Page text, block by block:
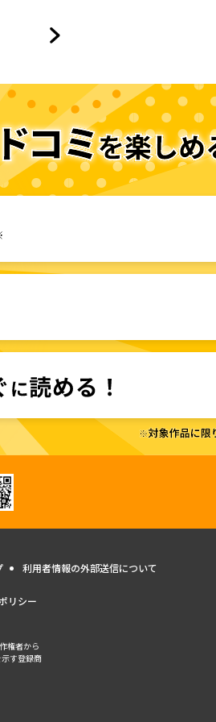
利用者情報の外部送信について
リシー
権者から
す登録商